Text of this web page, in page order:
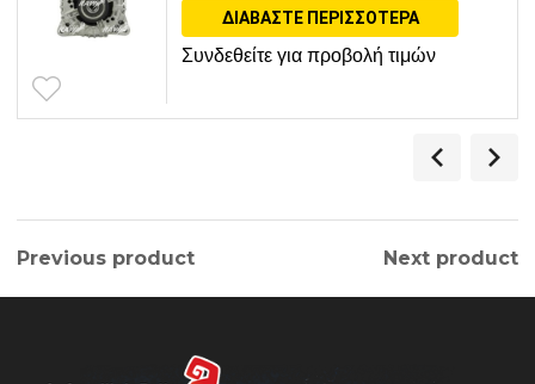
ΔΙΑΒΆΣΤΕ ΠΕΡΙΣΣΌΤΕΡΑ
Συνδεθείτε για προβολή τιμών
Previous product Next product